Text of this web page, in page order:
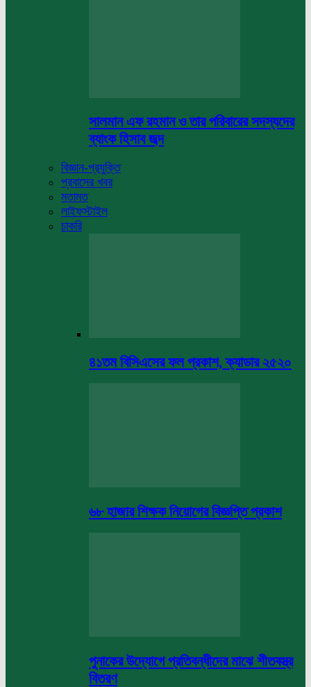
সালমান এফ রহমান ও তার পরিবারের সদস্যদের
ব্যাংক হিসাব জব্দ
বিজ্ঞান-প্রযুক্তি
প্রবাসের খবর
মতামত
লাইফস্টাইল
চাকরি
৪১তম বিসিএসের ফল প্রকাশ, ক্যাডার ২৫২০
৬৮ হাজার শিক্ষক নিয়োগের বিজ্ঞপ্তি প্রকাশ
পুনাকের উদ্যোগে প্রতিবন্ধীদের মাঝে শীতবস্ত্র
বিতরণ